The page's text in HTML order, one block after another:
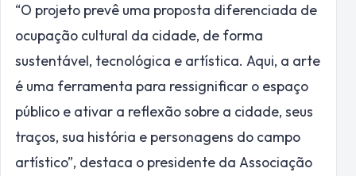
“O projeto prevê uma proposta diferenciada de
ocupação cultural da cidade, de forma
sustentável, tecnológica e artística. Aqui, a arte
é uma ferramenta para ressignificar o espaço
público e ativar a reflexão sobre a cidade, seus
traços, sua história e personagens do campo
artístico”, destaca o presidente da Associação